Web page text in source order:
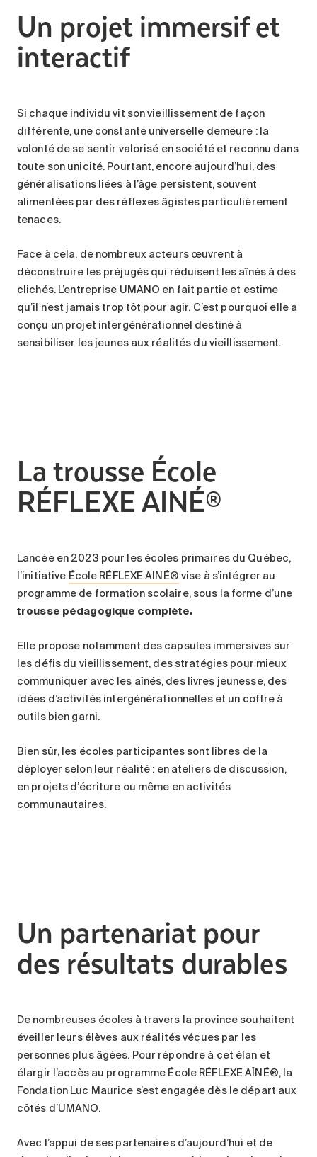
Un projet immersif et
interactif
Si chaque individu vit son vieillissement de façon
différente, une constante universelle demeure : la
volonté de se sentir valorisé en société et reconnu dans
toute son unicité. Pourtant, encore aujourd’hui, des
généralisations liées à l’âge persistent, souvent
alimentées par des réflexes âgistes particulièrement
tenaces.
Face à cela, de nombreux acteurs œuvrent à
déconstruire les préjugés qui réduisent les aînés à des
clichés. L’entreprise UMANO en fait partie et estime
qu’il n’est jamais trop tôt pour agir. C’est pourquoi elle a
conçu un projet intergénérationnel destiné à
sensibiliser les jeunes aux réalités du vieillissement.
La trousse École
RÉFLEXE AINÉ®
Lancée en 2023 pour les écoles primaires du Québec,
l’initiative École RÉFLEXE AINÉ® vise à s’intégrer au
programme de formation scolaire, sous la forme d’une
trousse pédagogique complète.
Elle propose notamment des capsules immersives sur
les défis du vieillissement, des stratégies pour mieux
communiquer avec les aînés, des livres jeunesse, des
idées d’activités intergénérationnelles et un coffre à
outils bien garni.
Bien sûr, les écoles participantes sont libres de la
déployer selon leur réalité : en ateliers de discussion,
en projets d’écriture ou même en activités
communautaires.
Un partenariat pour
des résultats durables
De nombreuses écoles à travers la province souhaitent
éveiller leurs élèves aux réalités vécues par les
personnes plus âgées. Pour répondre à cet élan et
élargir l’accès au programme École RÉFLEXE AÎNÉ®, la
Fondation Luc Maurice s’est engagée dès le départ aux
côtés d’UMANO.
Avec l’appui de ses partenaires d’aujourd’hui et de